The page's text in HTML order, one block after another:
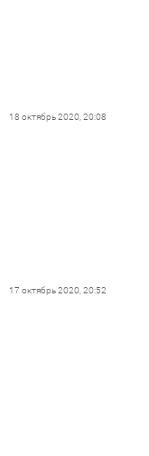
18 октябрь 2020, 20:08
17 октябрь 2020, 20:52